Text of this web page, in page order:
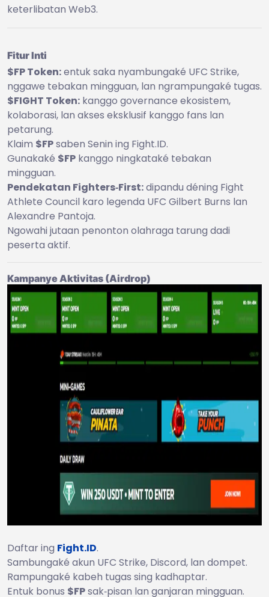
keterlibatan Web3.
Fitur Inti
$FP Token:entuk saka nyambungaké UFC Strike,
nggawe tebakan mingguan, lan ngrampungaké tugas.
$FIGHT Token: kanggo governance ekosistem,
kolaborasi, lan akses eksklusif kanggo fans lan
petarung.
Klaim $FPsaben Senin ing Fight.ID.
Gunakaké $FP kanggo ningkataké tebakan
mingguan.
Pendekatan Fighters‑First:dipandu déning Fight
Athlete Council karo legenda UFC Gilbert Burns lan
Alexandre Pantoja.
Ngowahi jutaan penonton olahraga tarung dadi
peserta aktif.
Kampanye Aktivitas (Airdrop)
Daftar ing Fight.ID.
Sambungaké akun UFC Strike, Discord, lan dompet.
Rampungaké kabeh tugas sing kadhaptar.
Entuk bonus $FPsak‑pisan lan ganjaran mingguan.